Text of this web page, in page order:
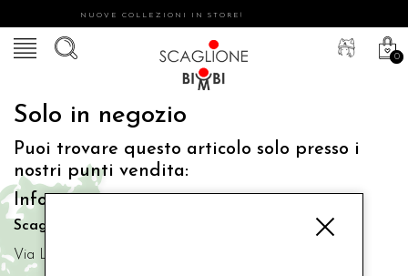
NUOVE COLLEZIONI IN STORE!
0
Solo in negozio
Puoi trovare questo articolo solo presso i
nostri punti vendita:
Info contatti
Scaglione Bimbi di Iacono Maria Angela
Via Luigi Mazzella,73 80077 Ischia